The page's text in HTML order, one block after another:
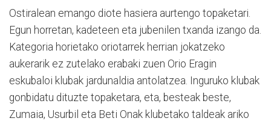
Ostiralean emango diote hasiera aurtengo topaketari.
Egun horretan, kadeteen eta jubenilen txanda izango da.
Kategoria horietako oriotarrek herrian jokatzeko
aukerarik ez zutelako erabaki zuen Orio Eragin
eskubaloi klubak jardunaldia antolatzea. Inguruko klubak
gonbidatu dituzte topaketara, eta, besteak beste,
Zumaia, Usurbil eta Beti Onak klubetako taldeak ariko